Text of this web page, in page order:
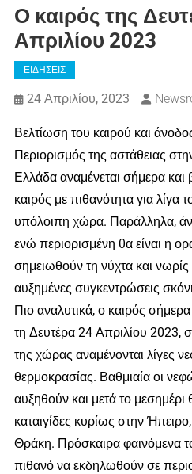
Ο καιρός της
Απριλίου 2023
ΕΙΔΗΣΕΙΣ
24 Απριλίου, 2023
Βελτίωση του καιρού και
Περιορισμός της αστάθειας
Ελλάδα αναμένεται σήμερα και
καιρός με πιθανότητα για λίγα
υπόλοιπη χώρα. Παράλληλα,
ενώ περιορισμένη θα είναι η
σημειωθούν τη νύχτα και
αυξημένες συγκεντρώσεις
Πιο αναλυτικά, ο καιρός
τη Δευτέρα 24 Απριλίου 2023,
της χώρας αναμένονται λίγες
θερμοκρασίας. Βαθμιαία οι
αυξηθούν και μετά το
καταιγίδες κυρίως στην
Θράκη. Πρόσκαιρα φαινόμενα
πιθανό να εκδηλωθούν σε